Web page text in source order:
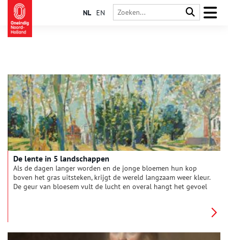
NL EN
De lente in 5 landschappen
Als de dagen langer worden en de jonge bloemen hun kop
boven het gras uitsteken, krijgt de wereld langzaam weer kleur.
De geur van bloesem vult de lucht en overal hangt het gevoel